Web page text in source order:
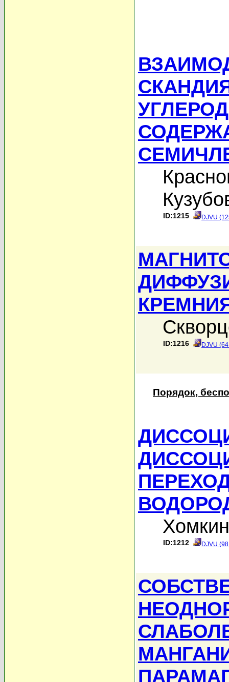
ID:1215 DJVU
ID:1216 DJVU
Порядок,
ID:1212 DJVU